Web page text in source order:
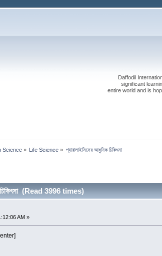
Daffodil
significant
entire world and is
Science » Life Science » প্যারালাইসিসের আধুনিক চিকিৎসা
চিকিৎসা (Read 3996 times)
AM »